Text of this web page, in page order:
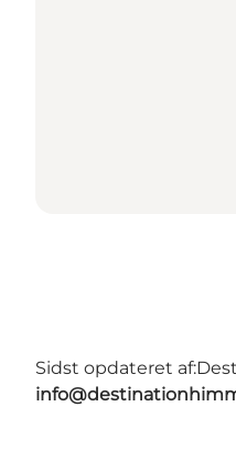
Sidst opdateret af: